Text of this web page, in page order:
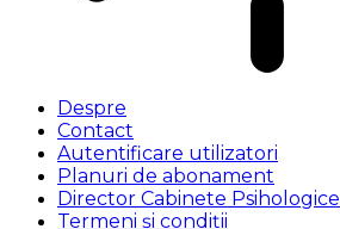
Despre
Contact
Autentificare utilizatori
Planuri de abonament
Director Cabinete Psihologice
Termeni și condiții